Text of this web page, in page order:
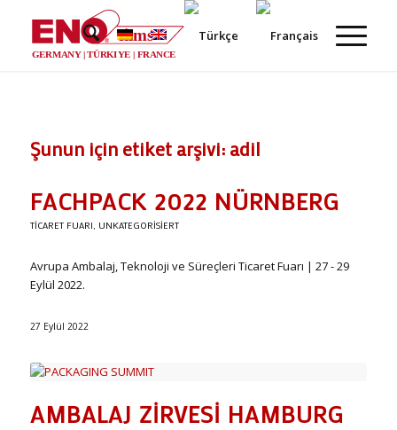
films
®
GERMANY | TÜRKIYE | FRANCE
Şunun için etiket arşivi: adil
FACHPACK 2022 NÜRNBERG
TICARET FUARI, UNKATEGORISIERT
Avrupa Ambalaj, Teknoloji ve Süreçleri Ticaret Fuarı | 27 - 29
Eylül 2022.
27 Eylül 2022
AMBALAJ ZIRVESI HAMBURG